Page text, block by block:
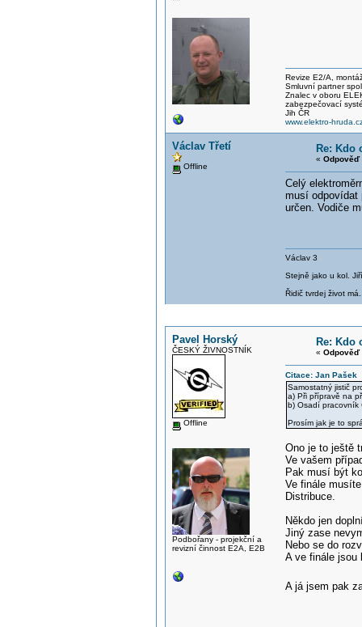
Revize E2/A,
Smluvní partner
Znalec v oboru
zabezpečovací
Jih ČR
www.elektro-
Václav Třetí
Offline
Re: Kdo
« Odpověď
Celý
musí odpovídat
určen. Vodiče
Václav 3
Stejně jako u kol.
Řidič tvrdej život
Pavel Horský
ČESKÝ ŽIVNOSTNÍK
Offline
Podbořany - projekční a
revizní činnost E2A, E2B
Re: Kdo
« Odpověď
Citace: Jan Pašek
Samostatný jistič
a) Při přípravě na
b) Osadí pracovník
Prosím jak je to
Ono je to ještě
Ve vašem
Pak musí být
Ve finále
Distribuce.
Někdo jen
Jiný zase
Nebo se do
A ve finále jsou
A já jsem pak